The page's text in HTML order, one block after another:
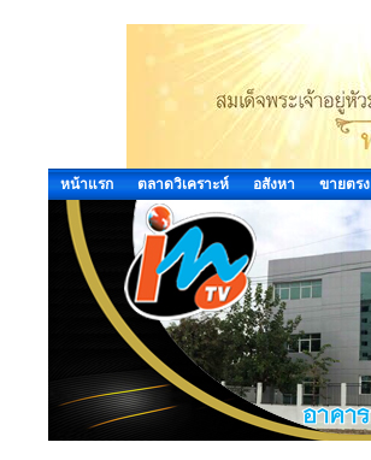
หน้าแรก ตลาดวิเคราะห์ อสังหา ขายตรง